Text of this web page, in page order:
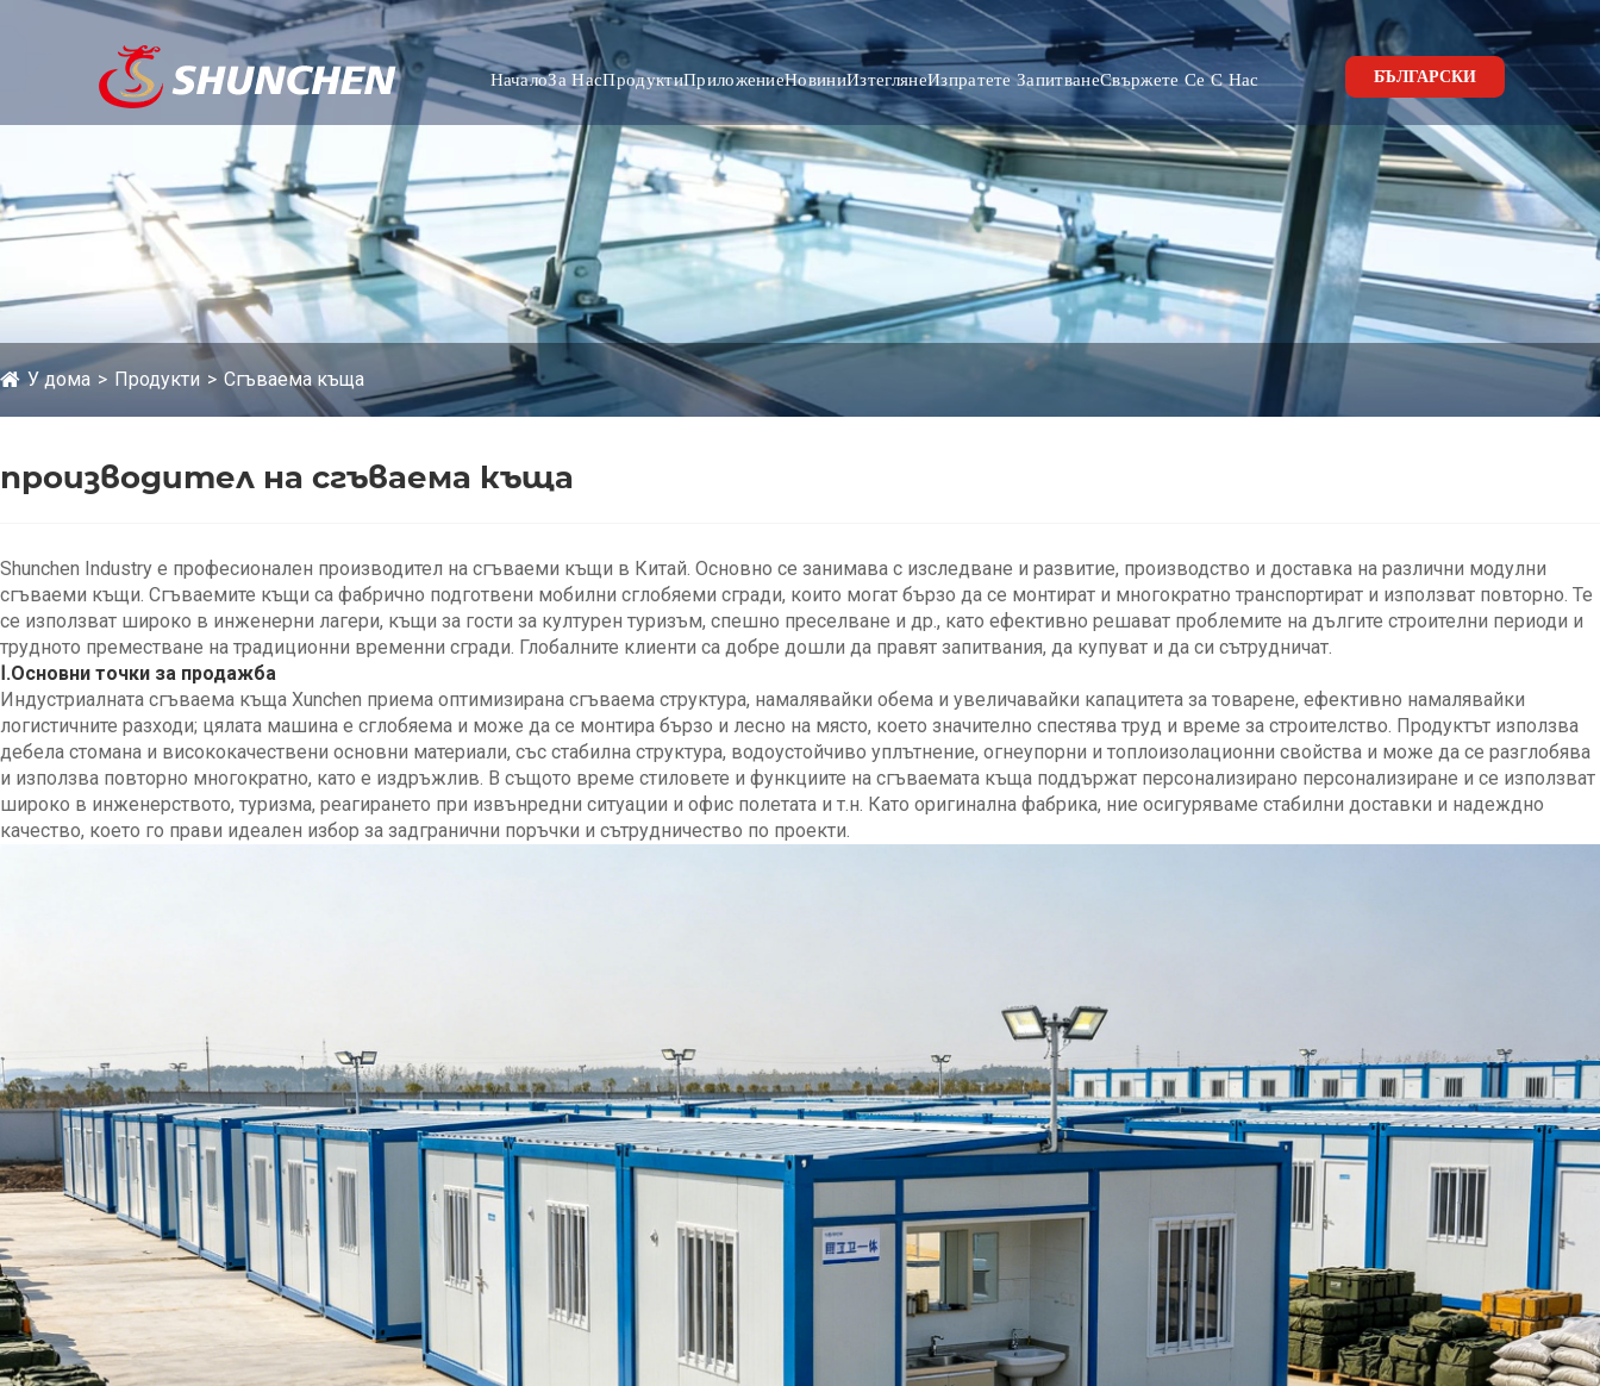
НачалоЗа НасПродуктиПриложениеНовиниИзтеглянеИзпратете ЗапитванеСвържете Се С Нас БЪЛГАРСКИ
У дома Продукти Сгъваема къща
производител на сгъваема къща
Shunchen Industry е професионален производител на сгъваеми къщи в Китай. Основно се занимава с изследване и развитие, производство и доставка на различни модулни
сгъваеми къщи. Сгъваемите къщи са фабрично подготвени мобилни сглобяеми сгради, които могат бързо да се монтират и многократно транспортират и използват повторно. Те
се използват широко в инженерни лагери, къщи за гости за културен туризъм, спешно преселване и др., като ефективно решават проблемите на дългите строителни периоди и
трудното преместване на традиционни временни сгради. Глобалните клиенти са добре дошли да правят запитвания, да купуват и да си сътрудничат.
Ⅰ.Основни точки за продажба
Индустриалната сгъваема къща Xunchen приема оптимизирана сгъваема структура, намалявайки обема и увеличавайки капацитета за товарене, ефективно намалявайки
логистичните разходи; цялата машина е сглобяема и може да се монтира бързо и лесно на място, което значително спестява труд и време за строителство. Продуктът използва
дебела стомана и висококачествени основни материали, със стабилна структура, водоустойчиво уплътнение, огнеупорни и топлоизолационни свойства и може да се разглобява
и използва повторно многократно, като е издръжлив. В същото време стиловете и функциите на сгъваемата къща поддържат персонализирано персонализиране и се използват
широко в инженерството, туризма, реагирането при извънредни ситуации и офис полетата и т.н. Като оригинална фабрика, ние осигуряваме стабилни доставки и надеждно
качество, което го прави идеален избор за задгранични поръчки и сътрудничество по проекти.